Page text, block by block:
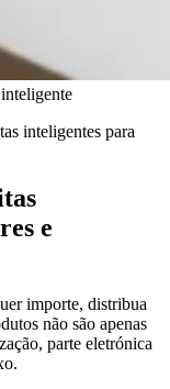
inteligentes para
e
importe, distribua
não são apenas
parte eletrónica